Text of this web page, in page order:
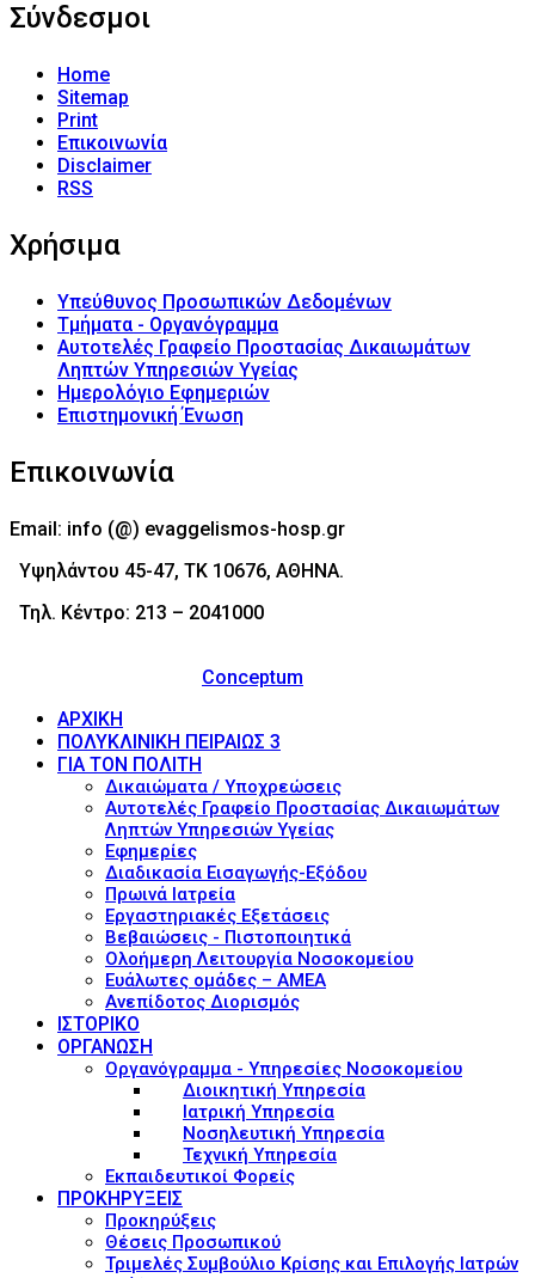
Σύνδεσμοι
Home
Sitemap
Print
Επικοινωνία
Disclaimer
RSS
Χρήσιμα
Υπεύθυνος Προσωπικών Δεδομένων
Τμήματα - Οργανόγραμμα
Αυτοτελές Γραφείο Προστασίας Δικαιωμάτων
Ληπτών Υπηρεσιών Υγείας
Ημερολόγιο Εφημεριών
Επιστημονική Ένωση
Επικοινωνία
Email: info (@) evaggelismos-hosp.gr
Υψηλάντου 45-47, ΤΚ 10676, ΑΘΗΝΑ.
Τηλ. Κέντρο: 213 – 2041000
Conceptum
ΑΡΧΙΚΗ
ΠΟΛΥΚΛΙΝΙΚΗ ΠΕΙΡΑΙΩΣ 3
ΓΙΑ ΤΟΝ ΠΟΛΙΤΗ
Δικαιώματα / Υποχρεώσεις
Αυτοτελές Γραφείο Προστασίας Δικαιωμάτων
Ληπτών Υπηρεσιών Υγείας
Εφημερίες
Διαδικασία Εισαγωγής-Εξόδου
Πρωινά Ιατρεία
Εργαστηριακές Εξετάσεις
Βεβαιώσεις - Πιστοποιητικά
Ολοήμερη Λειτουργία Νοσοκομείου
Ευάλωτες ομάδες – ΑΜΕΑ
Ανεπίδοτος Διορισμός
ΙΣΤΟΡΙΚΟ
ΟΡΓΑΝΩΣΗ
Οργανόγραμμα - Υπηρεσίες Νοσοκομείου
Διοικητική Υπηρεσία
Ιατρική Υπηρεσία
Νοσηλευτική Υπηρεσία
Τεχνική Υπηρεσία
Εκπαιδευτικοί Φορείς
ΠΡΟΚΗΡΥΞΕΙΣ
Προκηρύξεις
Θέσεις Προσωπικού
Τριμελές Συμβούλιο Κρίσης και Επιλογής Ιατρών